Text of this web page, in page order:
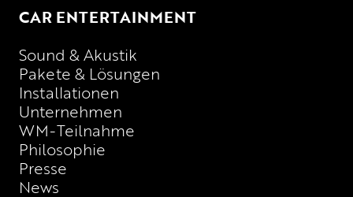
CAR ENTERTAINMENT
Sound & Akustik
Pakete & Lösungen
Installationen
Unternehmen
WM-Teilnahme
Philosophie
Presse
News